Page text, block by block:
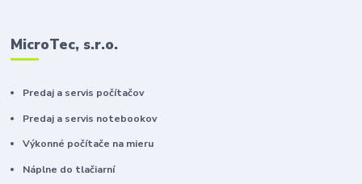
MicroTec, s.r.o.
Predaj a servis počítačov
Predaj a servis notebookov
Výkonné počítače na mieru
Náplne do tlačiarní